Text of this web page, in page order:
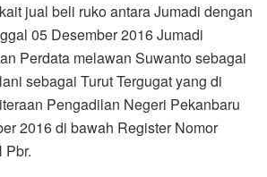
jual beli ruko antara Jumadi dengan
05 Desember 2016 Jumadi
Perdata melawan Suwanto sebagai
sebagai Turut Tergugat yang di
Pengadilan Negeri Pekanbaru
2016 di bawah Register Nomor
Pbr.